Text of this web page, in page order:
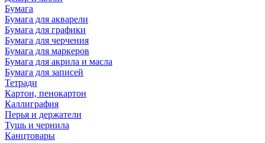
Бумага
Бумага для акварели
Бумага для графики
Бумага для черчения
Бумага для маркеров
Бумага для акрила и масла
Бумага для записей
Тетради
Картон, пенокартон
Каллиграфия
Перья и держатели
Тушь и чернила
Канцтовары